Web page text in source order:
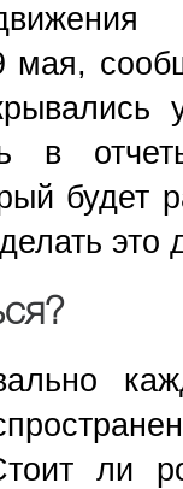
мая,
в
будет
это
ли